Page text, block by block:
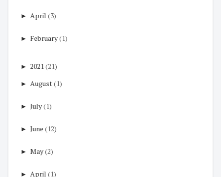
► April (3)
► February(1)
► 2021 (21)
► August(1)
► July(1)
► June (12)
► May(2)
► April (1)